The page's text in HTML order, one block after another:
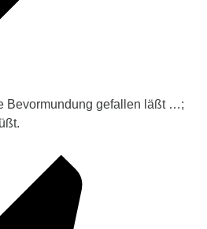
Bevormundung gefallen läßt …;